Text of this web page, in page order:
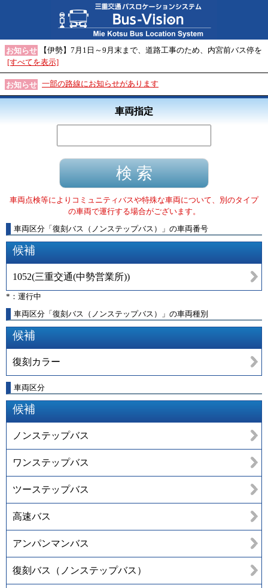
お知らせ
【伊勢】7月1日～9月末まで、道路工事のため、内宮前バス停を
[すべてを表示]
お知らせ 一部の路線にお知らせがあります
車両指定
車両点検等によりコミュニティバスや特殊な車両について、別のタイプ
の車両で運行する場合がございます。
車両区分 「 復刻バス（ノンステップバス） 」 の車両番号
候補
1052(三重交通(中勢営業所))
*：運行中
車両区分「復刻バス（ノンステップバス）」の車両種別
候補
復刻カラー
車両区分
候補
ノンステップバス
ワンステップバス
ツーステップバス
高速バス
アンパンマンバス
復刻バス（ノンステップバス）